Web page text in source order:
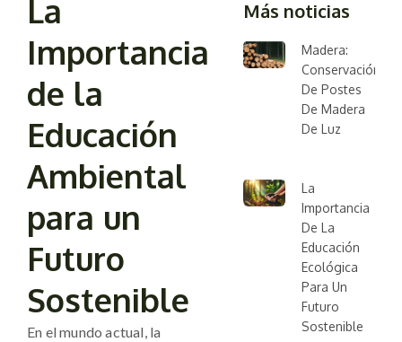
La
Importancia
de la
Educación
Ambiental
para un
Futuro
Sostenible
En el mundo actual, la
Más noticias
Madera:
Conservación
De Postes
De Madera
De Luz
La
Importancia
De La
Educación
Ecológica
Para Un
Futuro
Sostenible